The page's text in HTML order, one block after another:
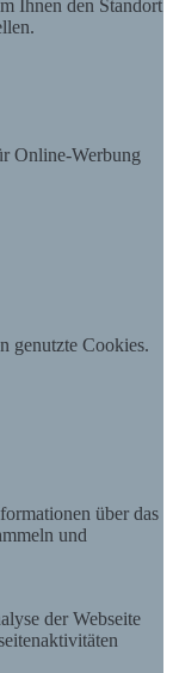
Ihnen den Standort
Online-Werbung
genutzte Cookies.
über das
und
der Webseite